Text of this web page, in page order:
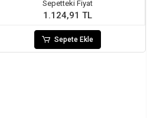
Sepetteki Fiyat
1.124,91 TL
Sepete Ekle